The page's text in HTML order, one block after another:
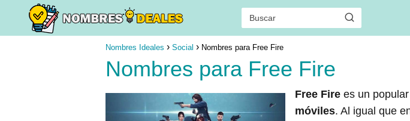
Nombres Ideales Social Nombres para Free Fire
Nombres para Free Fire
Free Fire es un
móviles. Al igual que